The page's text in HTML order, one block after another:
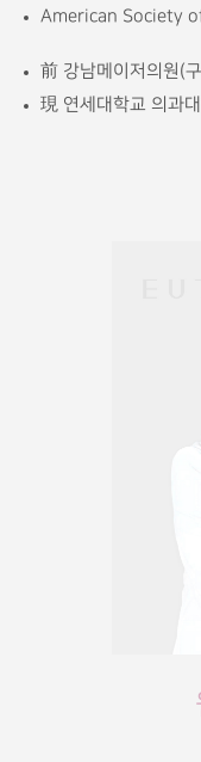
American Society
前 강남메이저의원(
現 연세대학교 의과